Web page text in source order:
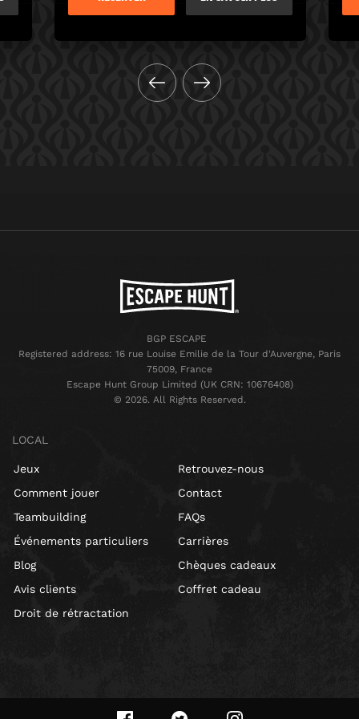
BGP ESCAPE
Registered address: 16 rue Louise Emilie de la Tour d'Auvergne, Paris
75009, France
Escape Hunt Group Limited (UK CRN: 10676408)
©️ 2026. All Rights Reserved.
LOCAL
Jeux
Comment jouer
Teambuilding
Événements particuliers
Blog
Avis clients
Droit de rétractation
Retrouvez-nous
Contact
FAQs
Carrières
Chèques cadeaux
Coffret cadeau